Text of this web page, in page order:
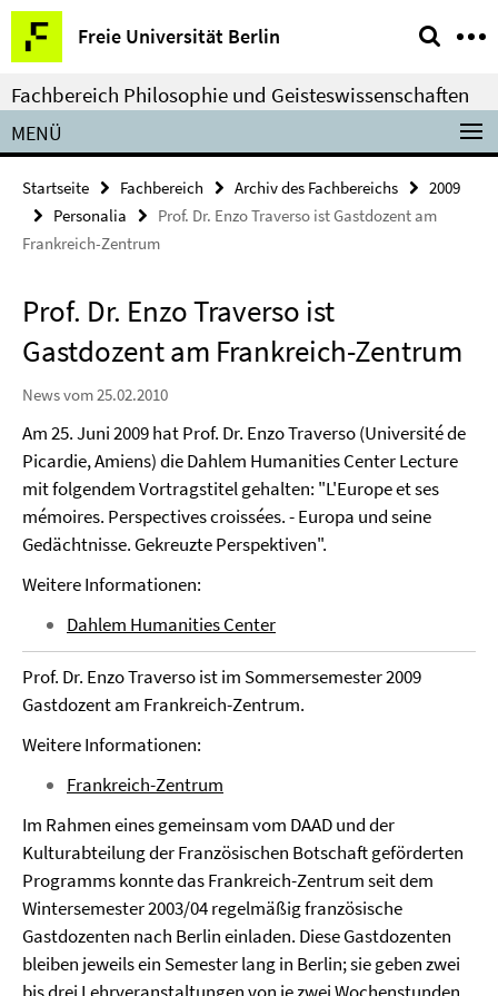
Springe
direkt
zu
Inhalt
Freie Universität Berlin
Service-
Navigation
Fachbereich Philosophie und Geisteswissenschaften
MENÜ
Startseite Fachbereich Archiv des Fachbereichs
2009
Personalia
Prof. Dr. Enzo Traverso ist Gastdozent am
Frankreich-Zentrum
Prof. Dr. Enzo Traverso ist
Gastdozent am Frankreich-Zentrum
News vom 25.02.2010
Am 25. Juni 2009 hat Prof. Dr. Enzo Traverso (Université de
Picardie, Amiens) die Dahlem Humanities Center Lecture
mit folgendem Vortragstitel gehalten: "L'Europe et ses
mémoires. Perspectives croissées. - Europa und seine
Gedächtnisse. Gekreuzte Perspektiven".
Weitere Informationen:
Dahlem Humanities Center
Prof. Dr. Enzo Traverso ist im Sommersemester 2009
Gastdozent am Frankreich-Zentrum.
Weitere Informationen:
Frankreich-Zentrum
Im Rahmen eines gemeinsam vom DAAD und der
Kulturabteilung der Französischen Botschaft geförderten
Programms konnte das Frankreich-Zentrum seit dem
Wintersemester 2003/04 regelmäßig französische
Gastdozenten nach Berlin einladen. Diese Gastdozenten
bleiben jeweils ein Semester lang in Berlin; sie geben zwei